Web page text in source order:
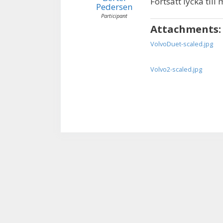
Pedersen
Participant
Attachments:
VolvoDuet-scaled.jpg
Volvo2-scaled.jpg